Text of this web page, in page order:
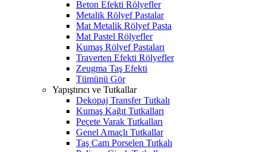
Beton Efekti Rölyefler
Metalik Rölyef Pastalar
Mat Metalik Rölyef Pasta
Mat Pastel Rölyefler
Kumaş Rölyef Pastaları
Traverten Efekti Rölyefler
Zeugma Taş Efekti
Tümünü Gör
Yapıştırıcı ve Tutkallar
Dekopaj Transfer Tutkalı
Kumaş Kağıt Tutkalları
Peçete Varak Tutkalları
Genel Amaçlı Tutkallar
Taş Cam Porselen Tutkalı